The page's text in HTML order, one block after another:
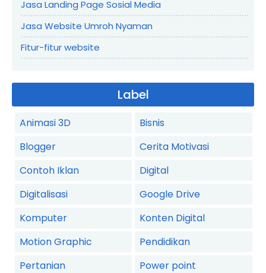
Jasa Landing Page Sosial Media
Jasa Website Umroh Nyaman
Fitur-fitur website
Label
Animasi 3D
Bisnis
Blogger
Cerita Motivasi
Contoh Iklan
Digital
Digitalisasi
Google Drive
Komputer
Konten Digital
Motion Graphic
Pendidikan
Pertanian
Power point